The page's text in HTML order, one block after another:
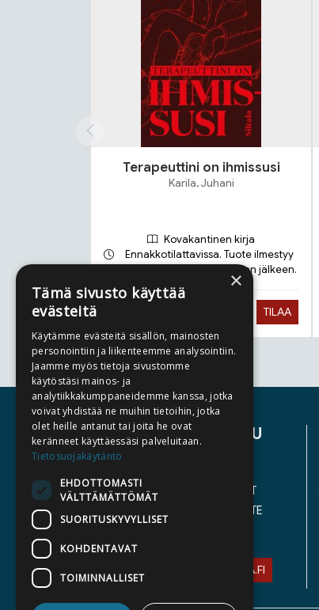
Terapeuttini on ihmissusi
Karila, Juhani
Kovakantinen kirja
Ennakkotilattavissa. Tuote ilmestyy
17.9.2026 ja toimitetaan sen jälkeen.
TILAA
Tuoteluettelon loppu
ASIAKASPALVELU
YLEISET TOIMITUSEHDOT
SAAVUTETTAVUUSSELOSTE
ASIAKASPALVELU@STORIA.FI
×
Tämä sivusto käyttää
evästeitä
Käytämme evästeitä sisällön, mainosten
personointiin ja liikenteemme analysointiin.
Jaamme myös tietoja sivustomme
käytöstäsi mainos- ja
analytiikkakumppaneidemme kanssa, jotka
voivat yhdistää ne muihin tietoihin, jotka
olet heille antanut tai joita he ovat
keränneet käyttäessäsi palveluitaan.
Tietosuojakäytäntö
EHDOTTOMASTI
VÄLTTÄMÄTTÖMÄT
SUORITUSKYVYLLISET
KOHDENTAVAT
TOIMINNALLISET